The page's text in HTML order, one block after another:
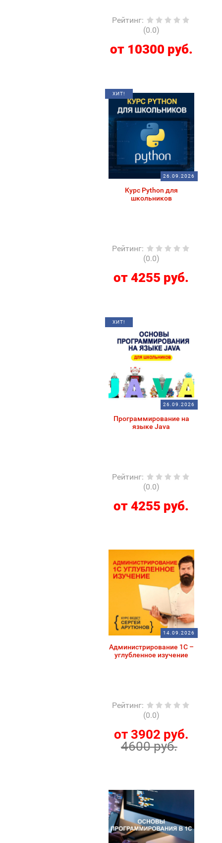
Рейтинг:
(0.0)
от 10300 руб.
ХИТ!
26.09.2026
Курс Python для
школьников
Рейтинг:
(0.0)
от 4255 руб.
ХИТ!
26.09.2026
Программирование на
языке Java
Рейтинг:
(0.0)
от 4255 руб.
14.09.2026
Администрирование 1С –
углубленное изучение
Рейтинг:
(0.0)
от 3902 руб.
4600 руб.